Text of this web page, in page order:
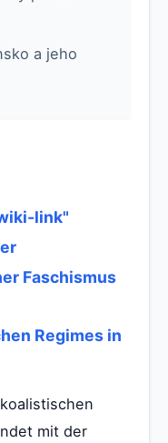
a jeho
link"
Faschismus
Regimes in
mit der